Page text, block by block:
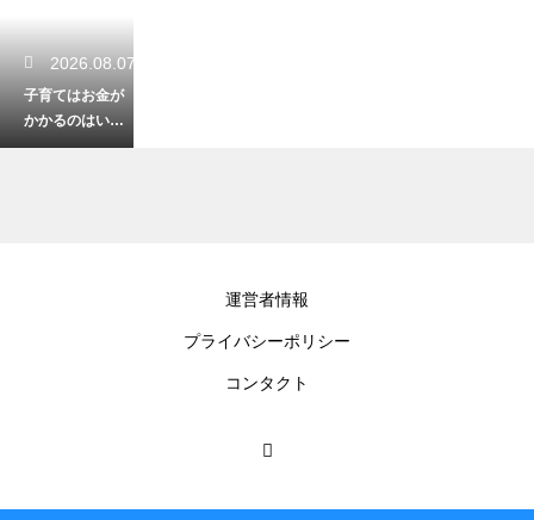
2026.08.07
子育てはお金が
かかるのはいつ
まで？大学卒業
運営者情報
プライバシーポリシー
コンタクト